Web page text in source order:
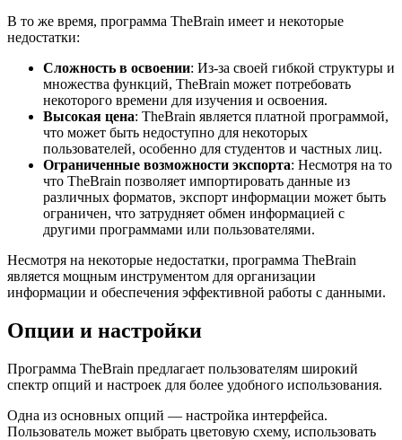
В то же время, программа TheBrain имеет и некоторые
недостатки:
Сложность в освоении: Из-за своей гибкой структуры и
множества функций, TheBrain может потребовать
некоторого времени для изучения и освоения.
Высокая цена: TheBrain является платной программой,
что может быть недоступно для некоторых
пользователей, особенно для студентов и частных лиц.
Ограниченные возможности экспорта: Несмотря на то
что TheBrain позволяет импортировать данные из
различных форматов, экспорт информации может быть
ограничен, что затрудняет обмен информацией с
другими программами или пользователями.
Несмотря на некоторые недостатки, программа TheBrain
является мощным инструментом для организации
информации и обеспечения эффективной работы с данными.
Опции и настройки
Программа TheBrain предлагает пользователям широкий
спектр опций и настроек для более удобного использования.
Одна из основных опций — настройка интерфейса.
Пользователь может выбрать цветовую схему, использовать